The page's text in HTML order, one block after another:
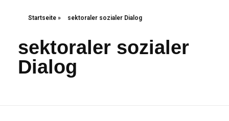
Startseite » sektoraler sozialer Dialog
sektoraler sozialer
Dialog